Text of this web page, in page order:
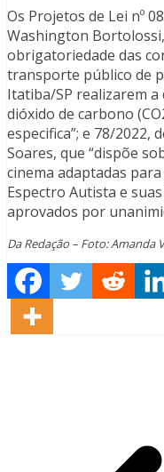
Os Projetos de Lei nº
Washington
obrigatoriedade das
transporte público de
Itatiba/SP realizarem a
dióxido de carbono
especifica”; e 78/2022,
Soares, que “dispõe
cinema adaptadas
Espectro Autista e
aprovados por
Da Redação – Foto: Amanda